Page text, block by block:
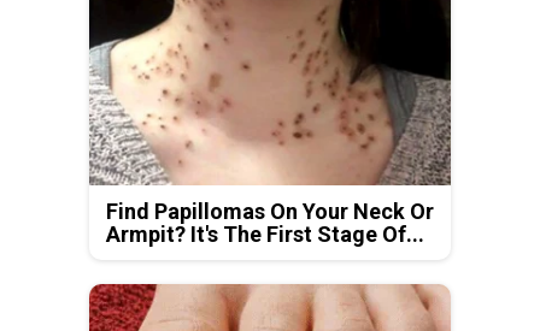
Find Papillomas On Your Neck Or
Armpit? It's The First Stage Of...